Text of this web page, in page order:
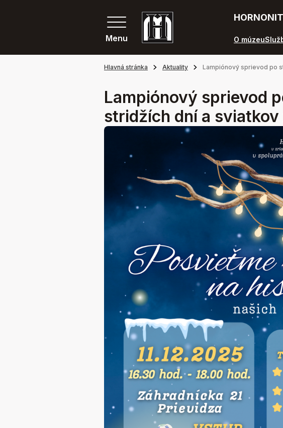
Menu O múzeu
Hlavná stránka Aktuality Lampiónový sprievod po
Lampiónový sprievod
stridžích dní a sviatkov